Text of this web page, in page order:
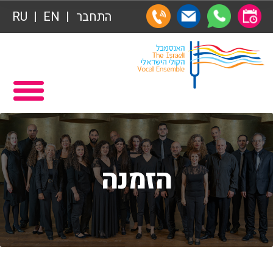
תרומות
הצטרפות לאגודת הידידים
רכישת מנויים
שידור ישיר
VOD
צור קשר
התחבר EN
RU
ראשי
תכניה ומשחקיה – איתמר פוגש ארנב
תרומות
תרומות
הצטרפות לאגודת הידידים
אגודת הידידים
רכישת מנויים
הזמנה